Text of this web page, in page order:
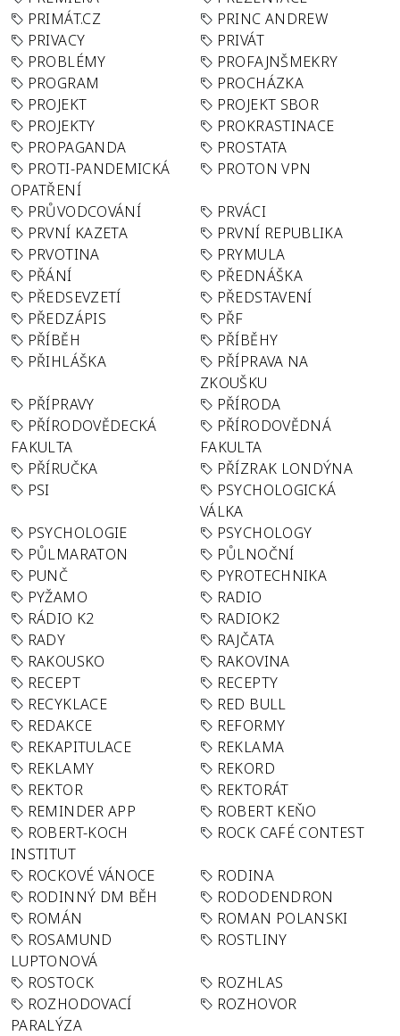
PRIMÁT.CZ
PRINC ANDREW
PRIVACY
PRIVÁT
PROBLÉMY
PROFAJNŠMEKRY
PROGRAM
PROCHÁZKA
PROJEKT
PROJEKT SBOR
PROJEKTY
PROKRASTINACE
PROPAGANDA
PROSTATA
PROTI-PANDEMICKÁ
OPATŘENÍ
PROTON VPN
PRŮVODCOVÁNÍ
PRVÁCI
PRVNÍ KAZETA
PRVNÍ REPUBLIKA
PRVOTINA
PRYMULA
PŘÁNÍ
PŘEDNÁŠKA
PŘEDSEVZETÍ
PŘEDSTAVENÍ
PŘEDZÁPIS
PŘF
PŘÍBĚH
PŘÍBĚHY
PŘIHLÁŠKA
PŘÍPRAVA NA
ZKOUŠKU
PŘÍPRAVY
PŘÍRODA
PŘÍRODOVĚDECKÁ
FAKULTA
PŘÍRODOVĚDNÁ
FAKULTA
PŘÍRUČKA
PŘÍZRAK LONDÝNA
PSI
PSYCHOLOGICKÁ
VÁLKA
PSYCHOLOGIE
PSYCHOLOGY
PŮLMARATON
PŮLNOČNÍ
PUNČ
PYROTECHNIKA
PYŽAMO
RADIO
RÁDIO K2
RADIOK2
RADY
RAJČATA
RAKOUSKO
RAKOVINA
RECEPT
RECEPTY
RECYKLACE
RED BULL
REDAKCE
REFORMY
REKAPITULACE
REKLAMA
REKLAMY
REKORD
REKTOR
REKTORÁT
REMINDER APP
ROBERT KEŇO
ROBERT-KOCH
INSTITUT
ROCK CAFÉ CONTEST
ROCKOVÉ VÁNOCE
RODINA
RODINNÝ DM BĚH
RODODENDRON
ROMÁN
ROMAN POLANSKI
ROSAMUND
LUPTONOVÁ
ROSTLINY
ROSTOCK
ROZHLAS
ROZHODOVACÍ
PARALÝZA
ROZHOVOR